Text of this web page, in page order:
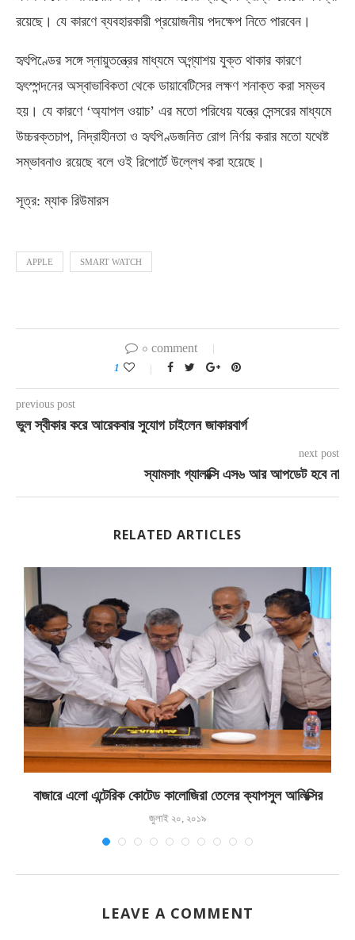
রয়েছে। যে কারণে ব্যবহারকারী প্রয়োজনীয় পদক্ষেপ নিতে পারবেন।
হৃৎপিণ্ডের সঙ্গে স্নায়ুতন্ত্রের মাধ্যমে অগ্ন্যাশয় যুক্ত থাকার কারণে
হৃৎস্পন্দনের অস্বাভাবিকতা থেকে ডায়াবেটিসের লক্ষণ শনাক্ত করা সম্ভব
হয়। যে কারণে ‘অ্যাপল ওয়াচ’ এর মতো পরিধেয় যন্ত্রে সেন্সরের মাধ্যমে
উচ্চরক্তচাপ, নিদ্রাহীনতা ও হৃৎপিণ্ডজনিত রোগ নির্ণয় করার মতো যথেষ্ট
সম্ভাবনাও রয়েছে বলে ওই রিপোর্টে উল্লেখ করা হয়েছে।
সূত্র: ম্যাক রিউমারস
APPLE SMART WATCH
০ comment
1
previous post
ভুল স্বীকার করে আরেকবার সুযোগ চাইলেন জাকারবার্গ
next post
স্যামসাং গ্যালাক্সি এস৬ আর আপডেট হবে না
RELATED ARTICLES
বাজারে এলো এন্টেরিক কোটেড কালোজিরা তেলের ক্যাপসুল আলিক্সির
জুলাই ২০, ২০১৯
LEAVE A COMMENT